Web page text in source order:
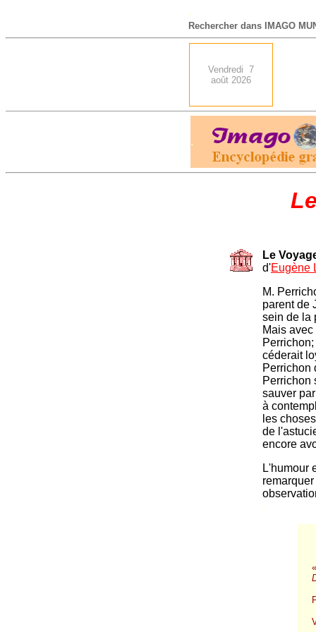
-
Rechercher dans IMAGO
Vendredi 7
août 2026
.
Le
d'Eugène
M.
parent de
sein de la
Mais
céderait
Perrichon
Perrichon
sauver
à
les
de
encore
L'humour
-
«